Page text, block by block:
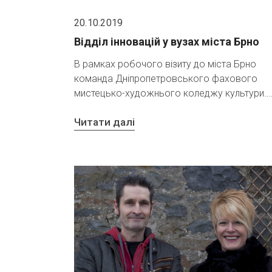
20.10.2019
Відділ інновацій у вузах міста Брно
В рамках робочого візиту до міста Брно
команда Дніпропетровського фахового
мистецько-художнього коледжу культури…
Читати далі